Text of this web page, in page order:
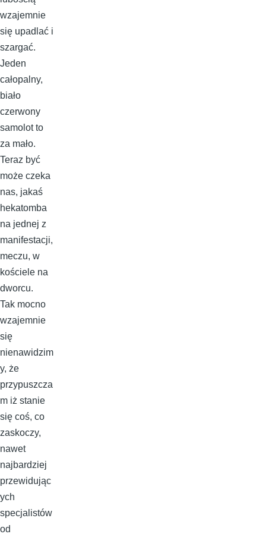
wzajemnie
się upadlać i
szargać.
Jeden
całopalny,
biało
czerwony
samolot to
za mało.
Teraz być
może czeka
nas, jakaś
hekatomba
na jednej z
manifestacji,
meczu, w
kościele na
dworcu.
Tak mocno
wzajemnie
się
nienawidzim
y, że
przypuszcza
m iż stanie
się coś, co
zaskoczy,
nawet
najbardziej
przewidując
ych
specjalistów
od